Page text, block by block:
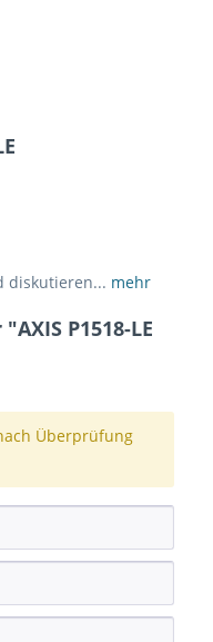
diskutieren... mehr
P1518-LE
Überprüfung